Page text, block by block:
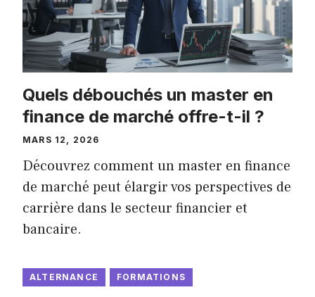
Quels débouchés un master en
finance de marché offre-t-il ?
MARS 12, 2026
Découvrez comment un master en finance
de marché peut élargir vos perspectives de
carrière dans le secteur financier et
bancaire.
ALTERNANCE FORMATIONS